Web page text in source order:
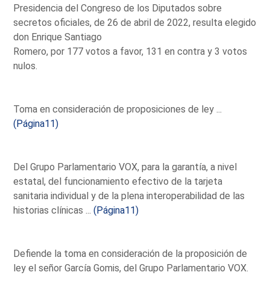
Presidencia del Congreso de los Diputados sobre
secretos oficiales, de 26 de abril de 2022, resulta elegido
don Enrique Santiago
Romero, por 177 votos a favor, 131 en contra y 3 votos
nulos.
Toma en consideración de proposiciones de ley ...
(Página11)
Del Grupo Parlamentario VOX, para la garantía, a nivel
estatal, del funcionamiento efectivo de la tarjeta
sanitaria individual y de la plena interoperabilidad de las
historias clínicas ...(Página11)
Defiende la toma en consideración de la proposición de
ley el señor García Gomis, del Grupo Parlamentario VOX.